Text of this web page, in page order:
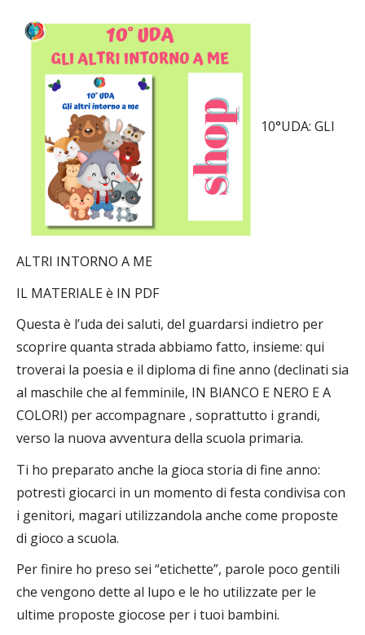
10°UDA: GLI
ALTRI INTORNO A ME
IL MATERIALE è IN PDF
Questa è l’uda dei saluti, del guardarsi indietro per
scoprire quanta strada abbiamo fatto, insieme: qui
troverai la poesia e il diploma di fine anno (declinati sia
al maschile che al femminile, IN BIANCO E NERO E A
COLORI) per accompagnare , soprattutto i grandi,
verso la nuova avventura della scuola primaria.
Ti ho preparato anche la gioca storia di fine anno:
potresti giocarci in un momento di festa condivisa con
i genitori, magari utilizzandola anche come proposte
di gioco a scuola.
Per finire ho preso sei “etichette”, parole poco gentili
che vengono dette al lupo e le ho utilizzate per le
ultime proposte giocose per i tuoi bambini.